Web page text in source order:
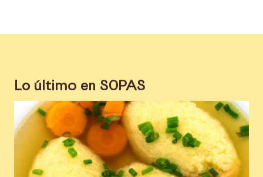
Lo último en SOPAS